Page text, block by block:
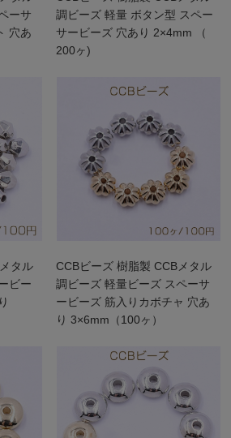
穴あ
調ビーズ 軽量 ボタン型 スペー
サービーズ 穴あり 2×4mm （
200ヶ)
タル
CCBビーズ 樹脂製 CCBメタル
調ビーズ 軽量ビーズ スペーサ
ービーズ 筋入りカボチャ 穴あ
り 3×6mm（100ヶ）